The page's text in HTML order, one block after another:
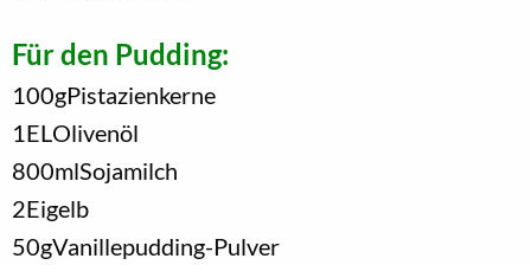
Für den Pudding:
100gPistazienkerne
1 EL Olivenöl
800mlSojamilch
2Eigelb
50gVanillepudding-Pulver